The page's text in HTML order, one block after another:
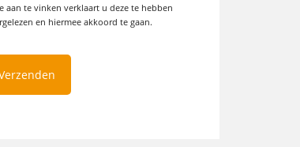
aan te vinken verklaart u deze te hebben
en hiermee akkoord te gaan.